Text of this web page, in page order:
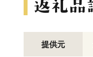
提供元